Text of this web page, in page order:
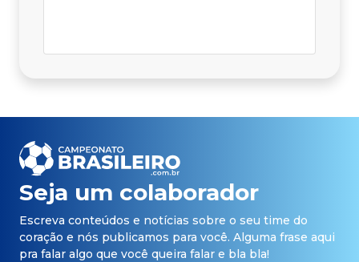
Seja um colaborador
Escreva conteúdos e notícias sobre o seu time do
coração e nós publicamos para você. Alguma frase aqui
pra falar algo que você queira falar e bla bla!